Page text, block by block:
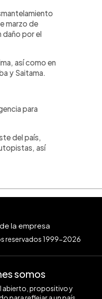
marzo de
daño por el
así como en
y Saitama.
para
del país,
así
reservados 1999-2026
somos
abierto, propositivo y